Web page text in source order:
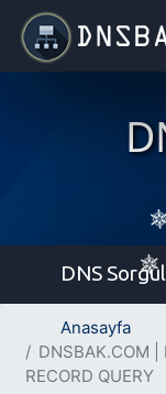
DNS
Anasayfa
DNSBAK.COM
RECORD QUERY